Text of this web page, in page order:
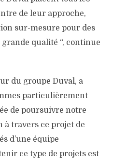
de leur approche,
sur-mesure pour des
qualité “, continue
du groupe Duval, a
particulièrement
de poursuivre notre
travers ce projet de
d’une équipe
ce type de projets est